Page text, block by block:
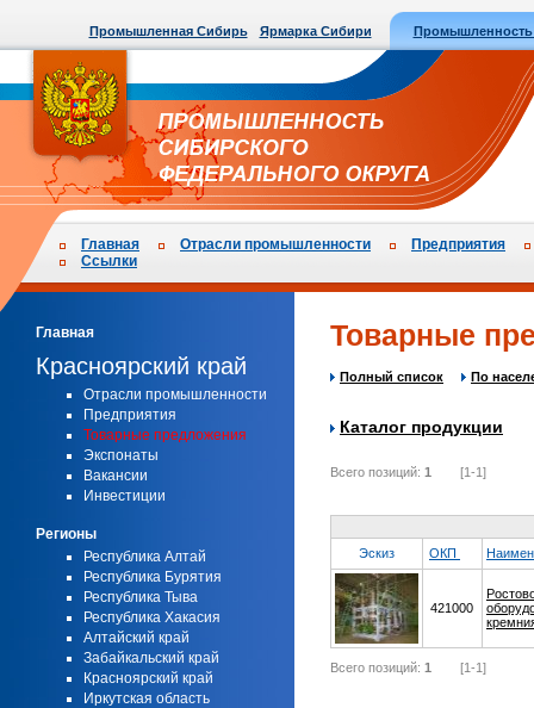
Промышленная Сибирь Ярмарка Сибири
Главная Отрасли промышленности
Предприятия
Ссылки
Главная
Красноярский край
Отрасли промышленности
Предприятия
Товарные предложения
Экспонаты
Вакансии
Инвестиции
Регионы
Республика Алтай
Республика Бурятия
Республика Тыва
Республика Хакасия
Алтайский край
Забайкальский край
Красноярский край
Иркутская область
Товарные
Полный список По
Каталог продукции
Всего позиций: 1 [1-1]
Эскиз ОКП
421000
Всего позиций: 1 [1-1]